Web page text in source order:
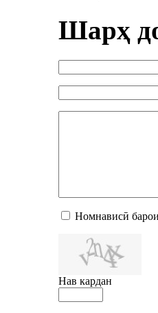
Шарҳ
Номнависӣ
Нав кардан